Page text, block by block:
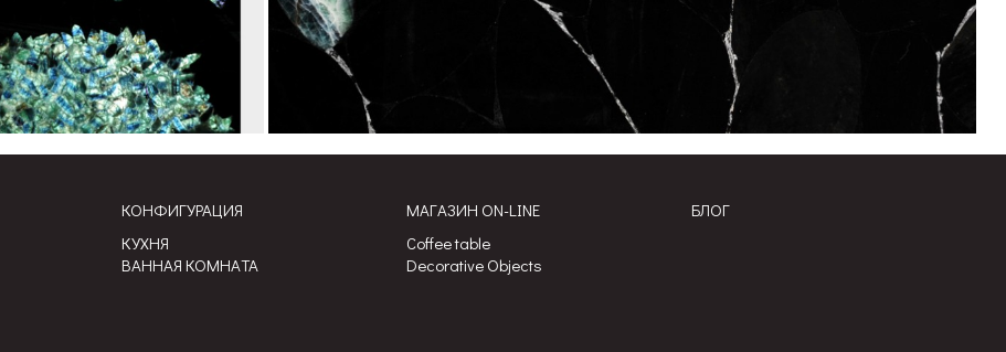
КОНФИГУРАЦИЯ
КУХНЯ
ВАННАЯ КОМНАТА
МАГАЗИН ON-LINE
Coffee table
Decorative Objects
БЛОГ